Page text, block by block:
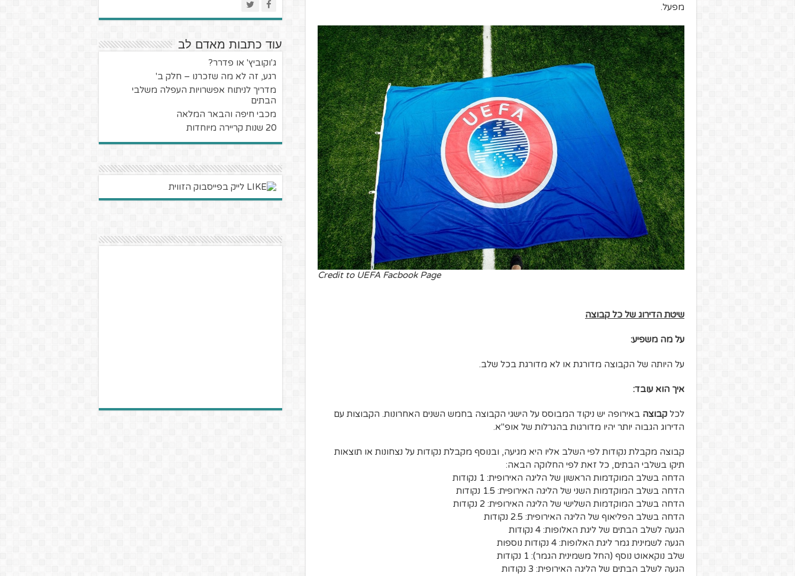
מפעל.
Credit to UEFA Facbook Page
שיטת הדירוג של כל קבוצה
על מה משפיע:
על היותה של הקבוצה מדורגת או לא מדורגת בכל שלב.
איך הוא עובד:
לכל קבוצה באירופה יש ניקוד המבוסס על הישגי הקבוצה בחמש השנים האחרונות. הקבוצות עם
הדירוג הגבוה יותר יהיו מדורגות בהגרלות של אופ"א.
קבוצה מקבלת נקודות לפי השלב אליו היא מגיעה, ובנוסף מקבלת נקודות על נצחונות או תוצאות
תיקו בשלבי הבתים, כל זאת לפי החלוקה הבאה:
הדחה בשלב המוקדמות הראשון של הליגה האירופית: 1 נקודות
הדחה בשלב המוקדמות השני של הליגה האירופית: 1.5 נקודות
הדחה בשלב המוקדמות השלישי של הליגה האירופית: 2 נקודות
הדחה בשלב הפליאוף של הליגה האירופית: 2.5 נקודות
הגעה לשלב הבתים של ליגת האלופות: 4 נקודות
הגעה לשמינית גמר ליגת האלופות: 4 נקודות נוספות
שלב נוקאאוט נוסף (החל משמינית הגמר): 1 נקודות
הגעה לשלב הבתים של הליגה האירופית: 3 נקודות
עוד כתבות מאדם לב
ג'וקוביץ' או פדרר?
רגע, זה לא מה שזכרנו – חלק ב'
מדריך לניתוח אפשרויות העפלה משלבי
הבתים
מכבי חיפה והבאר המלאה
20 שנות קריירה מיוחדות